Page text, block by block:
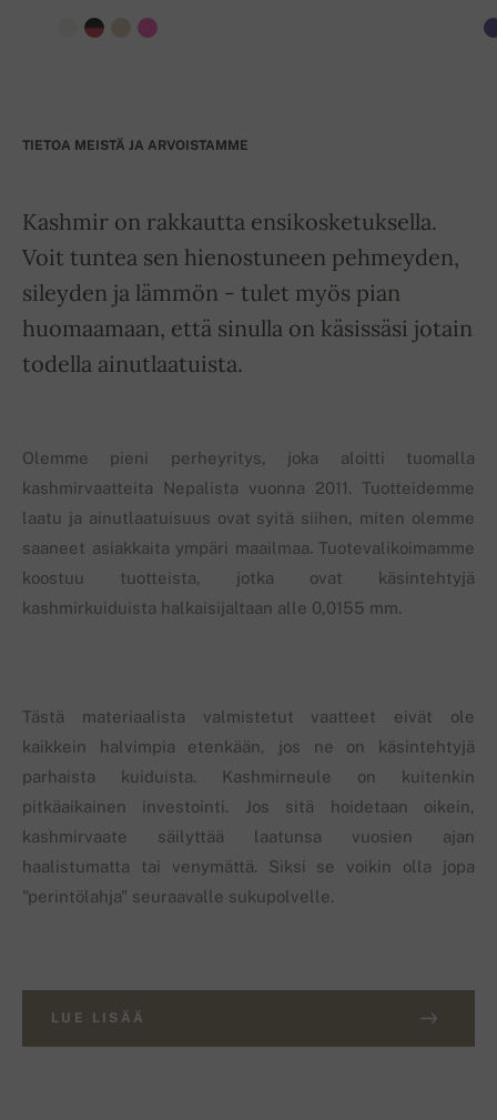
TIETOA MEISTÄ JA ARVOISTAMME
Kashmir on rakkautta ensikosketuksella.
Voit tuntea sen hienostuneen pehmeyden,
sileyden ja lämmön - tulet myös pian
huomaamaan, että sinulla on käsissäsi jotain
todella ainutlaatuista.
Olemme pieni perheyritys, joka aloitti tuomalla
kashmirvaatteita Nepalista vuonna 2011. Tuotteidemme
laatu ja ainutlaatuisuus ovat syitä siihen, miten olemme
saaneet asiakkaita ympäri maailmaa. Tuotevalikoimamme
koostuu tuotteista, jotka ovat käsintehtyjä
kashmirkuiduista halkaisijaltaan alle 0,0155 mm.
Tästä materiaalista valmistetut vaatteet eivät ole
kaikkein halvimpia etenkään, jos ne on käsintehtyjä
parhaista kuiduista. Kashmirneule on kuitenkin
pitkäaikainen investointi. Jos sitä hoidetaan oikein,
kashmirvaate säilyttää laatunsa vuosien ajan
haalistumatta tai venymättä. Siksi se voikin olla jopa
"perintölahja" seuraavalle sukupolvelle.
LUE LISÄÄ